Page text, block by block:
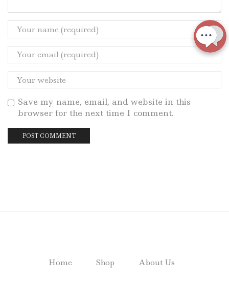
Save my name, email, and website in this
browser for the next time I comment.
Home Shop About Us